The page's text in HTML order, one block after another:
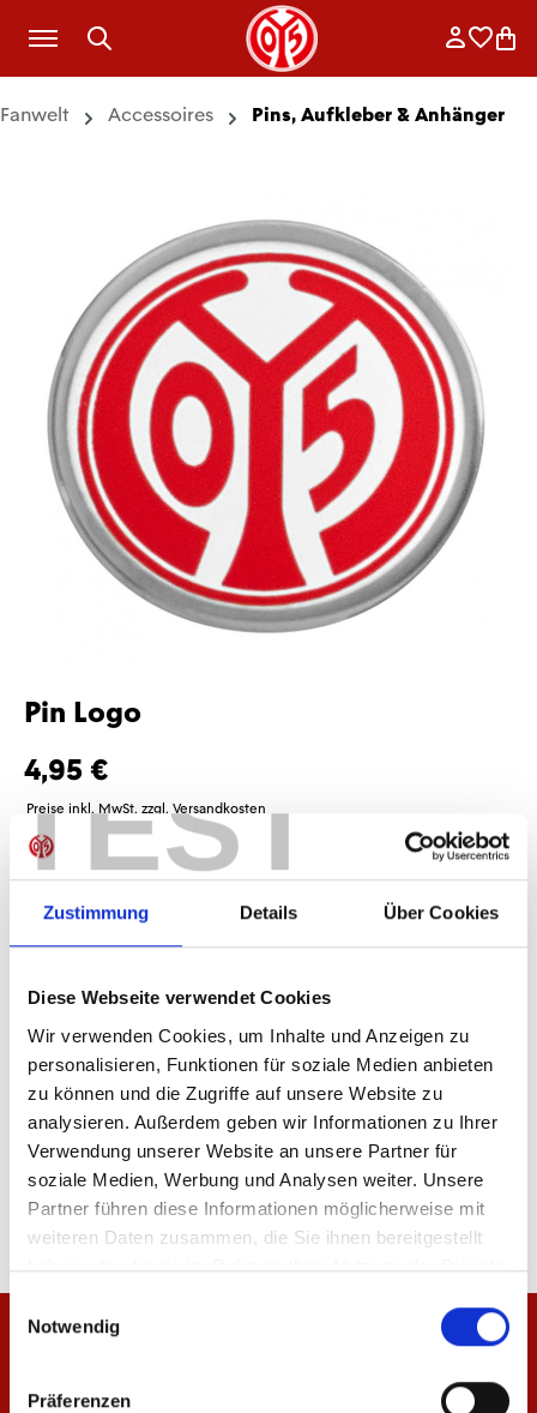
TEST
Zustimmung Details Über Cookies
Diese Webseite verwendet Cookies
Wir verwenden Cookies, um Inhalte und Anzeigen zu
personalisieren, Funktionen für soziale Medien anbieten
zu können und die Zugriffe auf unsere Website zu
analysieren. Außerdem geben wir Informationen zu Ihrer
Verwendung unserer Website an unsere Partner für
soziale Medien, Werbung und Analysen weiter. Unsere
Partner führen diese Informationen möglicherweise mit
weiteren Daten zusammen, die Sie ihnen bereitgestellt
haben oder die sie im Rahmen Ihrer Nutzung der Dienste
Notwendig
Präferenzen
Zum Hauptinhalt springen
Fanwelt Accessoires Pins, Aufkleber & Anhänger
Pin Logo
4,95 €
Preise inkl. MwSt. zzgl. Versandkosten
Produkt Anzahl: Gib den gewünschten
Anzahl
Sofort verfügbar, Lieferzeit: 1-3 Tage
IN DEN WARENKORB
Produktdetails